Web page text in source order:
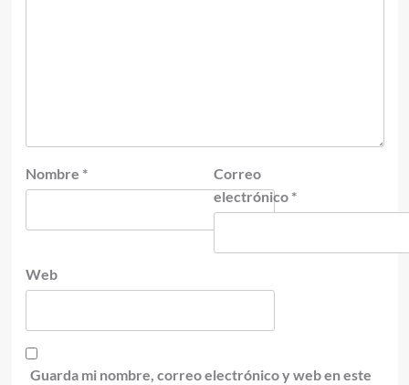
Nombre *
Correo
electrónico *
Web
Guarda mi nombre, correo electrónico y web en este